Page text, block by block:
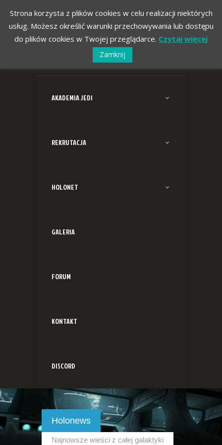
AKADEMIA JEDI
REKRUTACJA
HOLONET
GALERIA
FORUM
KONTAKT
DISCORD
Holonews
Najnowsze wieści z całej galaktyki
Strona korzysta z plików cookies w celu realizacji niektórych
usług. Możesz określić warunki przechowywania lub dostępu
do plików cookies w Twojej przeglądarce. Czytaj więcej
Zamknij